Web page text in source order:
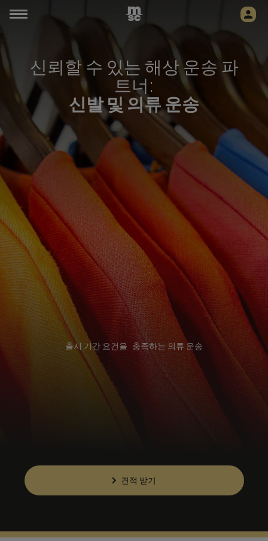
신뢰할 수 있는 해상 운송 파
트너:
신발 및 의류 운송
출시 기간 요건을 충족하는 의류 운송
견적 받기